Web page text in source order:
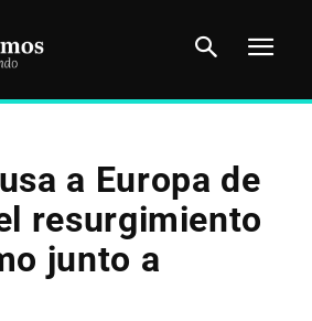
a Europa de
resurgimiento
junto a